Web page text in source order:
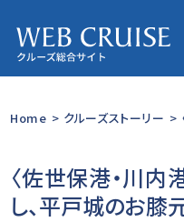
Home > クルーズストーリー >
〈佐世保港・川内
し、平戸城のお膝